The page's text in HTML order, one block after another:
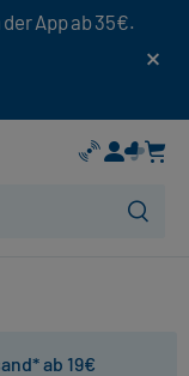
App ab 35€.
ab 19€